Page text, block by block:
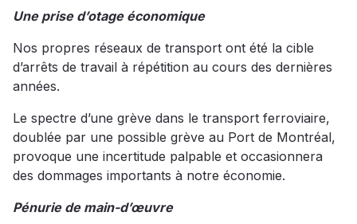
Une prise d’otage économique
Nos propres réseaux de transport ont été la cible
d’arrêts de travail à répétition au cours des dernières
années.
Le spectre d’une grève dans le transport ferroviaire,
doublée par une possible grève au Port de Montréal,
provoque une incertitude palpable et occasionnera
des dommages importants à notre économie.
Pénurie de main-d’œuvre